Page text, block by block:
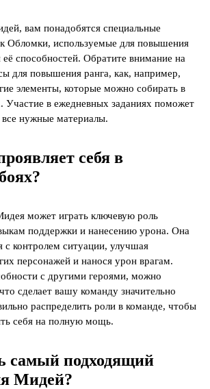
вам понадобятся специальные
Обломки, используемые для повышения
способностей. Обратите внимание на
для повышения ранга, как, например,
элементы, которые можно собирать в
Участие в ежедневных заданиях поможет
нужные материалы.
себя в
может играть ключевую роль
поддержки и нанесению урона. Она
с контролем ситуации, улучшая
персонажей и нанося урон врагам.
с другими героями, можно
сделает вашу команду значительно
распределить роли в команде, чтобы
себя на полную мощь.
самый подходящий
Мидей?